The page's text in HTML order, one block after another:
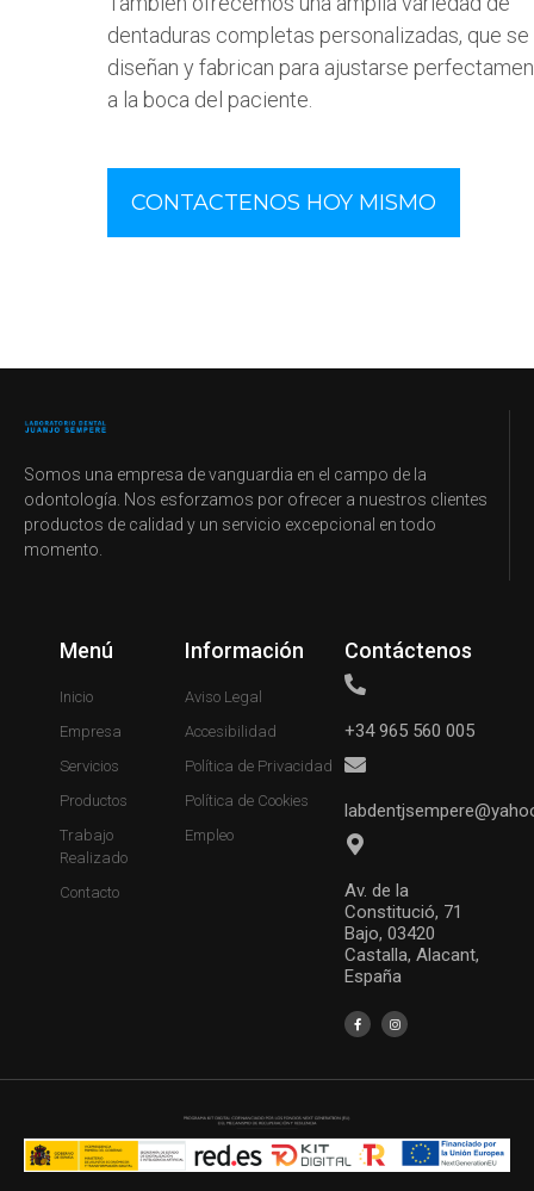
dentaduras completas personalizadas, que se
diseñan y fabrican para ajustarse
a la boca del paciente.
CONTACTENOS HOY MISMO
Somos una empresa de vanguardia en el campo de la
odontología. Nos esforzamos por ofrecer a nuestros clientes
productos de calidad y un servicio excepcional en todo
momento.
Menú
Inicio
Empresa
Servicios
Productos
Trabajo
Realizado
Contacto
Información
Aviso Legal
Accesibilidad
Política de Privacidad
Política de Cookies
Empleo
Contáctenos
+34 965 560 005
Av. de la
Constitució, 71
Bajo, 03420
Castalla, Alacant,
España